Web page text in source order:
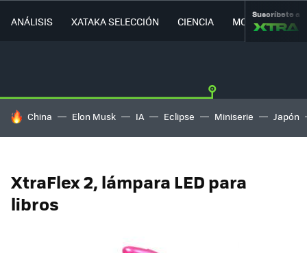
ANÁLISIS XATAKA SELECCIÓN CIENCIA MOVILIDAD
Suscríbete a
HOY SE HABLA DE
China Elon Musk IA Eclipse Miniserie Japón
XtraFlex 2, lámpara LED para
libros